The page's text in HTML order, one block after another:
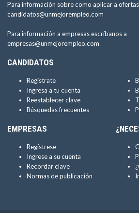
Para información sobre como aplicar a
candidatos@unmejorempleo.com
Para información a empresas escríbanos a
empresas@unmejorempleo.com
CANDIDATOS
Regístrate
Ingresa a tu cuenta
Reestablecer clave
Búsquedas frecuentes
EMPRESAS
Regístrese
Ingrese a su cuenta
Recordar clave
Normas de publicación